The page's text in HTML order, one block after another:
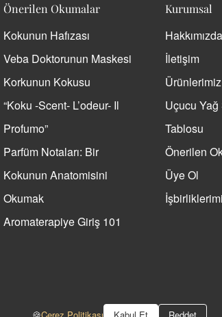
Önerilen Okumalar
Kokunun Hafızası
Veba Doktorunun Maskesi
Korkunun Kokusu
“Koku -Scent- L’odeur- Il
Profumo”
Parfüm Notaları: Bir
Kokunun Anatomisini
Okumak
Aromaterapiye Giriş 101
Kurumsal
Hakkımızda
İletişim
Uçucu
Tablosu
Önerilen
Üye Ol